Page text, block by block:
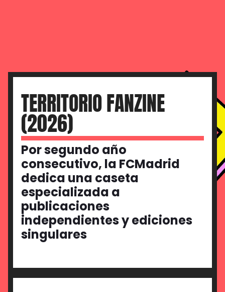
TERRITORIO FANZINE
(2026)
Por segundo año
consecutivo, la FCMadrid
dedica una caseta
especializada a
publicaciones
independientes y ediciones
singulares